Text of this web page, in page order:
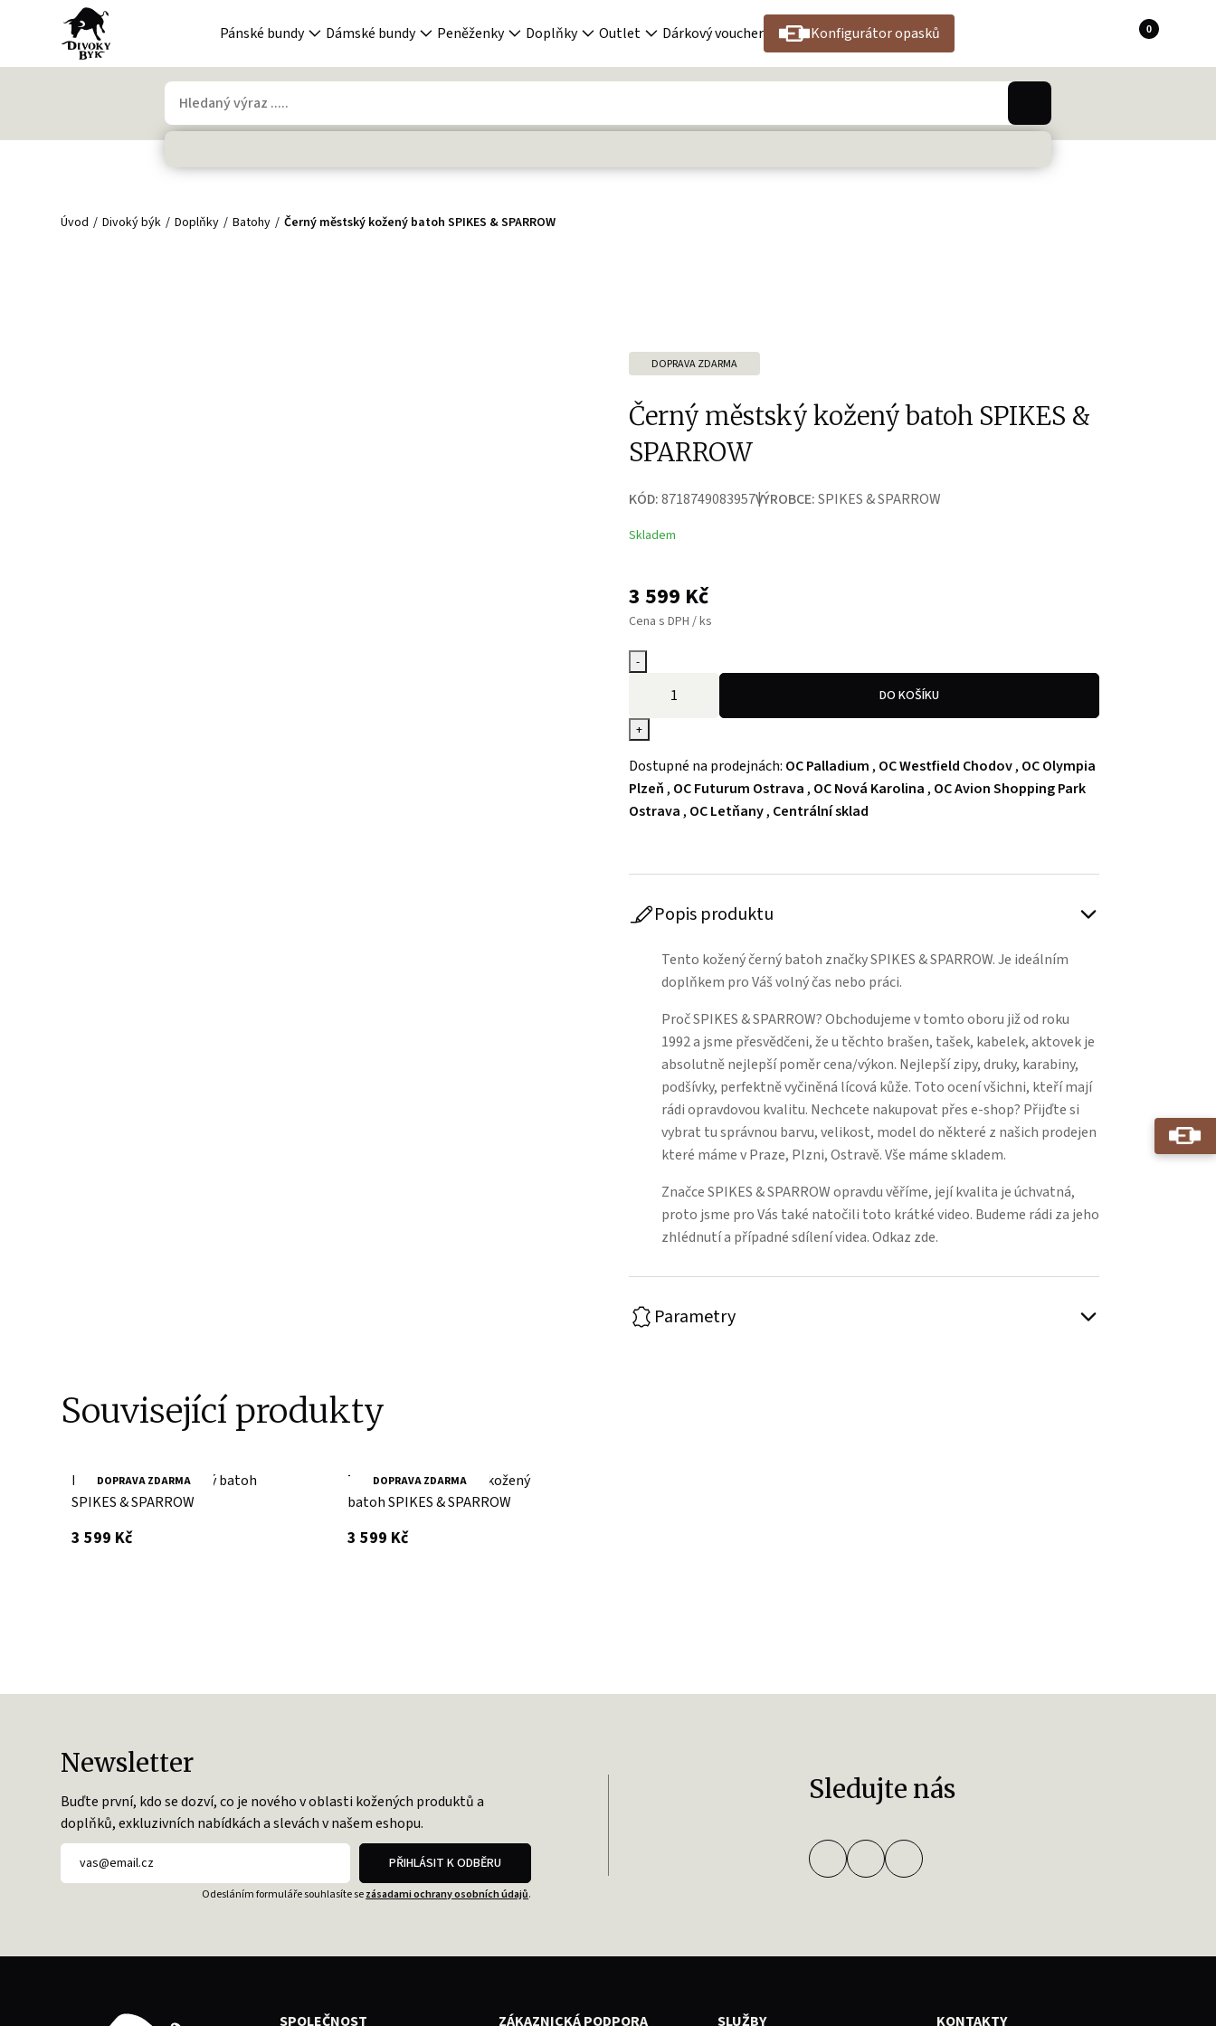
Pánské bundy Dámské bundy Peněženky Doplňky Outlet Dárkový voucher Konfigurátor opasků 0
Úvod Divoký býk Doplňky Batohy Černý městský kožený batoh SPIKES & SPARROW
DOPRAVA ZDARMA
Černý městský kožený batoh SPIKES &
SPARROW
KÓD:8718749083957VÝROBCE:SPIKES & SPARROW
Skladem
3 599 Kč
Cena s DPH / ks
-
+
DO KOŠÍKU
Dostupné na prodejnách: OC Palladium , OC Westfield Chodov, OC Olympia
Plzeň , OC Futurum Ostrava , OC Nová Karolina , OC Avion Shopping Park
Ostrava , OC Letňany, Centrální sklad
Popis produktu
Tento kožený černý batoh značky SPIKES & SPARROW. Je ideálním
doplňkem pro Váš volný čas nebo práci.
Proč SPIKES & SPARROW? Obchodujeme v tomto oboru již od roku
1992 a jsme přesvědčeni, že u těchto brašen, tašek, kabelek, aktovek je
absolutně nejlepší poměr cena/výkon. Nejlepší zipy, druky, karabiny,
podšívky, perfektně vyčiněná lícová kůže. Toto ocení všichni, kteří mají
rádi opravdovou kvalitu. Nechcete nakupovat přes e-shop? Přijďte si
vybrat tu správnou barvu, velikost, model do některé z našich prodejen
které máme v Praze, Plzni, Ostravě. Vše máme skladem.
Značce SPIKES & SPARROW opravdu věříme, její kvalita je úchvatná,
proto jsme pro Vás také natočili toto krátké video. Budeme rádi za jeho
zhlédnutí a případné sdílení videa.Odkaz zde.
Parametry
Související produkty
DOPRAVA ZDARMA
Brandy městský kožený batoh
SPIKES & SPARROW
3 599 Kčs DPH
DOPRAVA ZDARMA
Tmavě hnědý městský kožený
batoh SPIKES & SPARROW
3 599 Kčs DPH
Newsletter
Buďte první, kdo se dozví, co je nového v oblasti kožených produktů a
doplňků, exkluzivních nabídkách a slevách v našem eshopu.
PŘIHLÁSIT K ODBĚRU
Odesláním formuláře souhlasíte sezásadami ochrany osobních údajů.
Sledujte nás
SPOLEČNOST ZÁKAZNICKÁ PODPORA SLUŽBY KONTAKTY